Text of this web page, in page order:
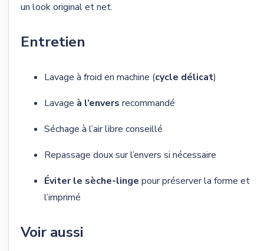
un look original et net.
Entretien
Lavage à froid en machine (cycle délicat)
Lavage à l’envers recommandé
Séchage à l’air libre conseillé
Repassage doux sur l’envers si nécessaire
Éviter le sèche-linge pour préserver la forme et
l’imprimé
Voir aussi